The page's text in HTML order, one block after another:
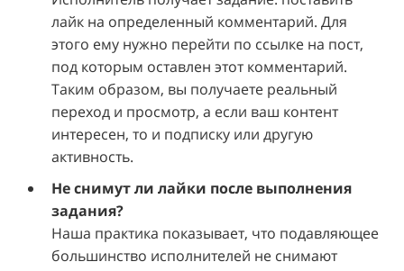
лайк на определенный комментарий. Для
этого ему нужно перейти по ссылке на пост,
под которым оставлен этот комментарий.
Таким образом, вы получаете реальный
переход и просмотр, а если ваш контент
интересен, то и подписку или другую
активность.
Не снимут ли лайки после выполнения
задания?
Наша практика показывает, что подавляющее
большинство исполнителей не снимают